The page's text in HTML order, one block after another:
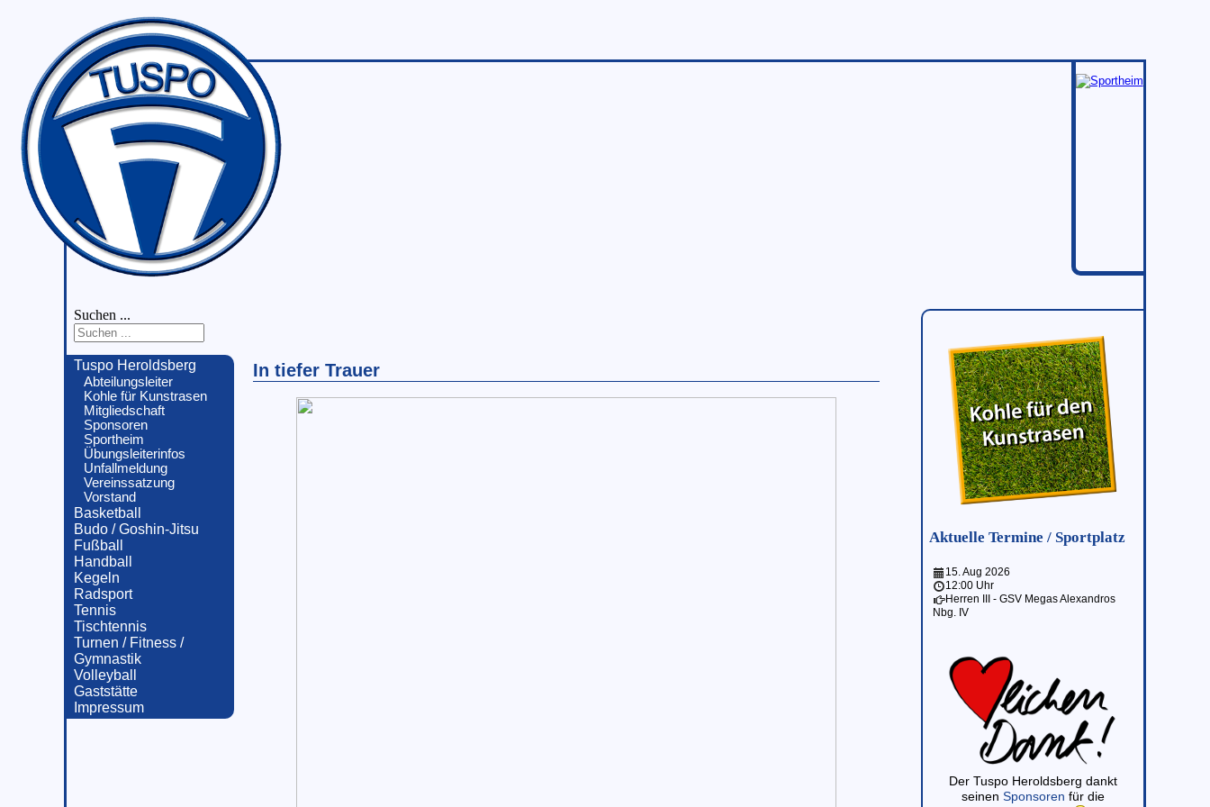
Suchen ...
Tuspo Heroldsberg
Abteilungsleiter
Kohle für Kunstrasen
Mitgliedschaft
Sponsoren
Sportheim
Übungsleiterinfos
Unfallmeldung
Vereinssatzung
Vorstand
Basketball
Budo / Goshin-Jitsu
Fußball
Handball
Kegeln
Radsport
Tennis
Tischtennis
Turnen / Fitness /
Gymnastik
Volleyball
Gaststätte
Impressum
In tiefer Trauer
Aktuelle Termine / Sportplatz
15. Aug 2026
12:00 Uhr
Herren III - GSV Megas Alexandros
Nbg. IV
Der Tuspo Heroldsberg dankt
seinen Sponsoren für die